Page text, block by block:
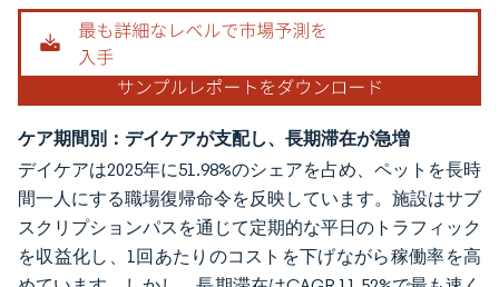
ケア期間別：デイケアが支配し、長期滞在が急増
デイケアは2025年に51.98%のシェアを占め、ペットを長時
間一人にする職場復帰命令を反映しています。施設はサブ
スクリプションパスを通じて定期的な平日のトラフィック
を収益化し、1回あたりのコストを下げながら稼働率を高